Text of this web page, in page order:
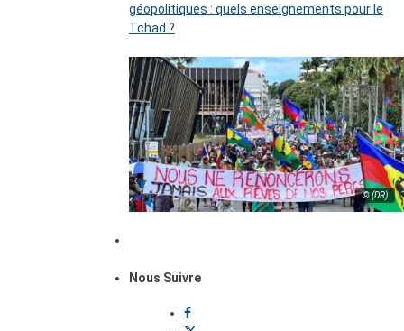
géopolitiques : quels enseignements pour le
Tchad ?
© (DR)
Nous Suivre